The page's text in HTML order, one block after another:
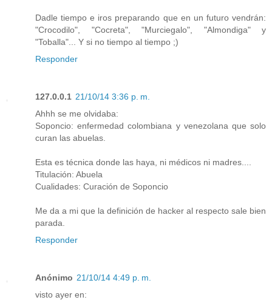
Dadle tiempo e iros preparando que en un futuro vendrán:
"Crocodilo", "Cocreta", "Murciegalo", "Almondiga" y
"Toballa"... Y si no tiempo al tiempo ;)
Responder
127.0.0.1 21/10/14 3:36 p. m.
Ahhh se me olvidaba:
Soponcio: enfermedad colombiana y venezolana que solo
curan las abuelas.
Esta es técnica donde las haya, ni médicos ni madres....
Titulación: Abuela
Cualidades: Curación de Soponcio
Me da a mi que la definición de hacker al respecto sale bien
parada.
Responder
Anónimo 21/10/14 4:49 p. m.
visto ayer en: